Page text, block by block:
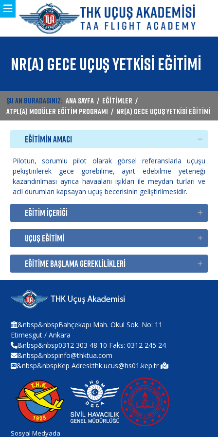
NR(A) GECE UÇUŞ YETKİSİ EĞİTİMİ
ŞU AN BURADASINIZ: ANA SAYFA / EĞİTİMLER /
ATPL(A) MODÜLER EĞİTİM PROGRAMI / NR(A) GECE UÇUŞ YETKİSİ EĞİTİMİ
EĞİTİMİN AMACI
Pilotun, sorumlu pilot olarak görsel referanslarla uçuşu
pekiştirilerek gece görebilme, ayırt edebilme yeteneği
kazandırılması ayrıca havaalanı ışıkları ile meydan turları ve
acil durumları kapsayan uçuş becerisinin geliştirilmesidir.
EĞİTİM İÇERİĞİ
UÇUŞ EĞİTİMİ
EĞİTİME BAŞLAMA GEREKLİLİKLERİ
&nbsp&nbspBahçekapı Mah. Okul Sok. No: 11
Etimesgut / Ankara
&nbsp&nbsp0312 303 48 10 Faks: 0312 245 24
&nbsp&nbspinfo@thktua.com
&nbsp&nbspKep Adresi:thk.ucus@hs01.kep.tr
Sosyal Medyada